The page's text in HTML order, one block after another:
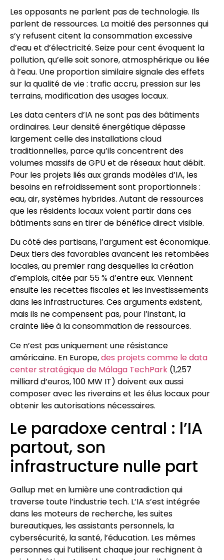
Les opposants ne parlent pas de technologie. Ils
parlent de ressources. La moitié des personnes qui
s’y refusent citent la consommation excessive
d’eau et d’électricité. Seize pour cent évoquent la
pollution, qu’elle soit sonore, atmosphérique ou liée
à l’eau. Une proportion similaire signale des effets
sur la qualité de vie : trafic accru, pression sur les
terrains, modification des usages locaux.
Les data centers d’IA ne sont pas des bâtiments
ordinaires. Leur densité énergétique dépasse
largement celle des installations cloud
traditionnelles, parce qu’ils concentrent des
volumes massifs de GPU et de réseaux haut débit.
Pour les projets liés aux grands modèles d’IA, les
besoins en refroidissement sont proportionnels :
eau, air, systèmes hybrides. Autant de ressources
que les résidents locaux voient partir dans ces
bâtiments sans en tirer de bénéfice direct visible.
Du côté des partisans, l’argument est économique.
Deux tiers des favorables avancent les retombées
locales, au premier rang desquelles la création
d’emplois, citée par 55 % d’entre eux. Viennent
ensuite les recettes fiscales et les investissements
dans les infrastructures. Ces arguments existent,
mais ils ne compensent pas, pour l’instant, la
crainte liée à la consommation de ressources.
Ce n’est pas uniquement une résistance
américaine. En Europe,des projets comme le data
center stratégique de Málaga TechPark (1,257
milliard d’euros, 100 MW IT) doivent eux aussi
composer avec les riverains et les élus locaux pour
obtenir les autorisations nécessaires.
Le paradoxe central : l’IA
partout, son
infrastructure nulle part
Gallup met en lumière une contradiction qui
traverse toute l’industrie tech. L’IA s’est intégrée
dans les moteurs de recherche, les suites
bureautiques, les assistants personnels, la
cybersécurité, la santé, l’éducation. Les mêmes
personnes qui l’utilisent chaque jour rechignent à